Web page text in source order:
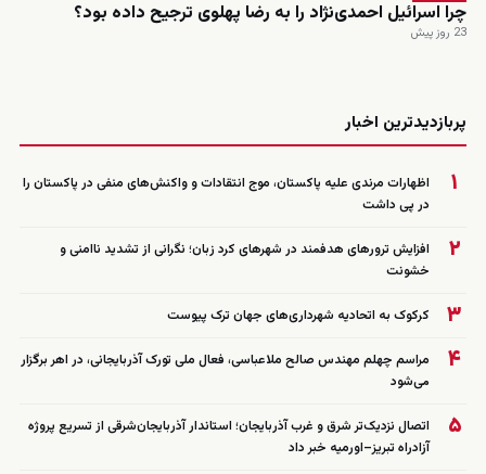
چرا اسرائیل احمدی‌نژاد را به رضا پهلوی ترجیح داده بود؟
23 روز پیش
پربازدیدترین اخبار
۱
اظهارات مرندی علیه پاکستان، موج انتقادات و واکنش‌های منفی در پاکستان را
در پی داشت
۲
افزایش ترورهای هدفمند در شهرهای کرد زبان؛ نگرانی از تشدید ناامنی و
خشونت
۳ کرکوک به اتحادیه شهرداری‌های جهان ترک پیوست
۴
مراسم چهلم مهندس صالح ملاعباسی، فعال ملی تورک آذربایجانی، در اهر برگزار
می‌شود
۵
اتصال نزدیک‌تر شرق و غرب آذربایجان؛ استاندار آذربایجان‌شرقی از تسریع پروژه
آزادراه تبریز–اورمیه خبر داد